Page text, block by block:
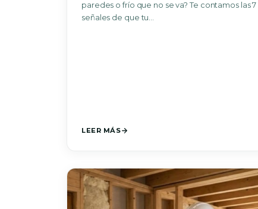
paredes o frío que no se va? Te contamos las 7
señales de que tu…
LEER MÁS